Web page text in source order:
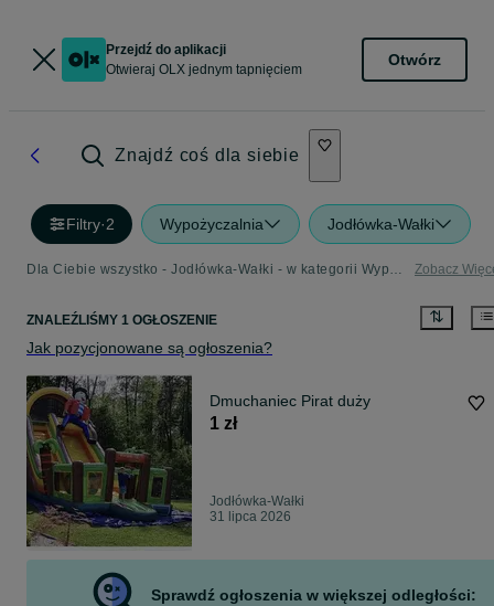
Przejdź do aplikacji
Otwieraj OLX jednym tapnięciem
Otwórz
Znajdź coś dla siebie
Filtry·2 Wypożyczalnia Jodłówka-Wałki
Dla Ciebie wszystko - Jodłówka-Wałki - w kategorii Wypożyczalnia Zobacz
ZNALEŹLIŚMY 1 OGŁOSZENIE
Jak pozycjonowane są ogłoszenia?
Dmuchaniec Pirat duży
1 zł
Jodłówka-Wałki
31 lipca 2026
Sprawdź ogłoszenia w większej odległości: